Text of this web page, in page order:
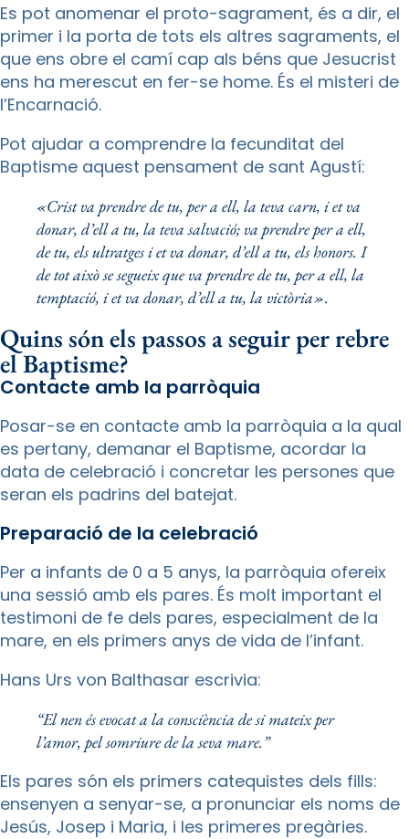
Es pot anomenar el proto-sagrament, és a dir, el
primer i la porta de tots els altres sagraments, el
que ens obre el camí cap als béns que Jesucrist
ens ha merescut en fer-se home. És el misteri de
l’Encarnació.
Pot ajudar a comprendre la fecunditat del
Baptisme aquest pensament de sant Agustí:
«Crist va prendre de tu, per a ell, la teva carn, i et va
donar, d’ell a tu, la teva salvació; va prendre per a ell,
de tu, els ultratges i et va donar, d’ell a tu, els honors. I
de tot això se segueix que va prendre de tu, per a ell, la
temptació, i et va donar, d’ell a tu, la victòria».
Quins són els passos a seguir per rebre
el Baptisme?
Contacte amb la parròquia
Posar-se en contacte amb la parròquia a la qual
es pertany, demanar el Baptisme, acordar la
data de celebració i concretar les persones que
seran els padrins del batejat.
Preparació de la celebració
Per a infants de 0 a 5 anys, la parròquia ofereix
una sessió amb els pares. És molt important el
testimoni de fe dels pares, especialment de la
mare, en els primers anys de vida de l’infant.
Hans Urs von Balthasar escrivia:
“El nen és evocat a la consciència de si mateix per
l’amor, pel somriure de la seva mare.”
Els pares són els primers catequistes dels fills:
ensenyen a senyar-se, a pronunciar els noms de
Jesús, Josep i Maria, i les primeres pregàries.